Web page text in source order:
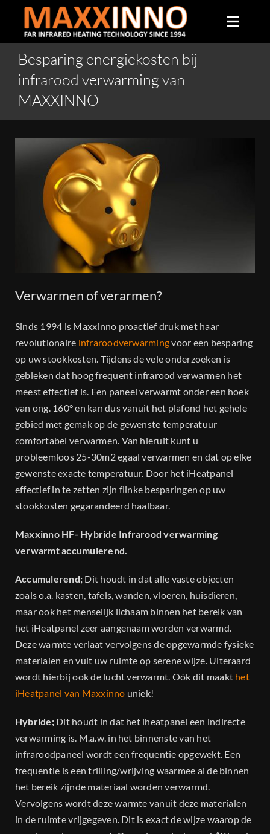
content
Toggle
Home
Infrarood verwarming
Producten
Veelgestelde vragen
Besparing energiekosten bij
infrarood verwarming van
MAXXINNO
Verwarmen of verarmen?
Sinds 1994 is Maxxinno proactief druk met haar
revolutionaire infraroodverwarmingvoor een besparing
op uw stookkosten. Tijdens de vele onderzoeken is
gebleken dat hoog frequent infrarood verwarmen het
meest effectief is. Een paneel verwarmt onder een hoek
van ong. 160° en kan dus vanuit het plafond het gehele
gebied met gemak op de gewenste temperatuur
comfortabel verwarmen. Van hieruit kunt u
probleemloos 25-30m2 egaal verwarmen en dat op elke
gewenste exacte temperatuur. Door het iHeatpanel
effectief in te zetten zijn flinke besparingen op uw
stookkosten gegarandeerd haalbaar.
Maxxinno HF- Hybride Infrarood verwarming
verwarmt accumulerend.
Accumulerend; Dit houdt in dat alle vaste objecten
zoals o.a. kasten, tafels, wanden, vloeren, huisdieren,
maar ook het menselijk lichaam binnen het bereik van
het iHeatpanel zeer aangenaam worden verwarmd.
Deze warmte verlaat vervolgens de opgewarmde fysieke
materialen en vult uw ruimte op serene wijze. Uiteraard
wordt hierbij ook de lucht verwarmt. Oók dit maakt het
iHeatpanel van Maxxinno uniek!
Hybride; Dit houdt in dat het iheatpanel een indirecte
verwarming is. M.a.w. in het binnenste van het
infraroodpaneel wordt een frequentie opgewekt. Een
frequentie is een trilling/wrijving waarmee al de binnen
het bereik zijnde materiaal worden verwarmd.
Vervolgens wordt deze warmte vanuit deze materialen
in de ruimte vrijgegeven. Dit is exact de wijze waarop de